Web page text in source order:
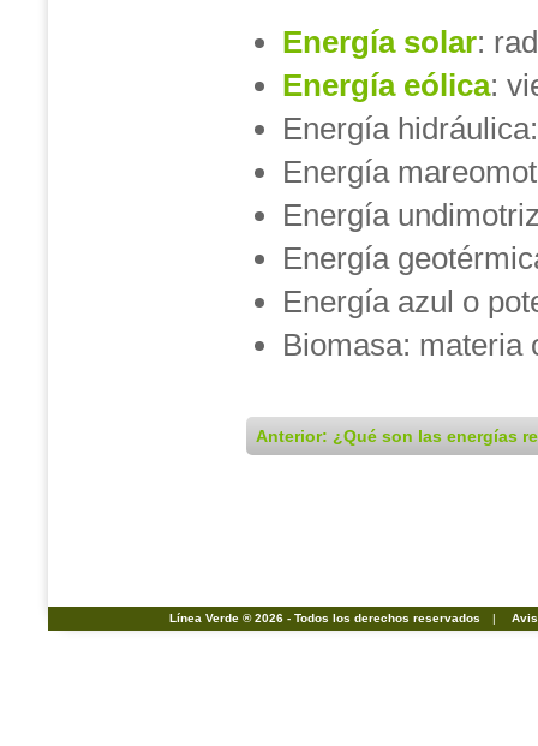
Energía solar:
Energía eólica:
Energía
Energía
Energía
Energía
Energía azul o
Biomasa: materia
Anterior: ¿Qué son las energías
Línea Verde ® 2026 - Todos los derechos reservados |